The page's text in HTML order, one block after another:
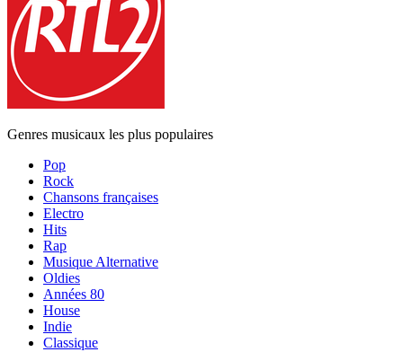
Genres musicaux les plus populaires
Pop
Rock
Chansons françaises
Electro
Hits
Rap
Musique Alternative
Oldies
Années 80
House
Indie
Classique